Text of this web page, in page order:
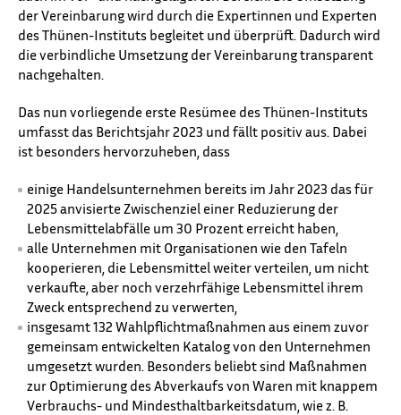
der Vereinbarung wird durch die Expertinnen und Experten
des Thünen-Instituts begleitet und überprüft. Dadurch wird
die verbindliche Umsetzung der Vereinbarung transparent
nachgehalten.
Das nun vorliegende erste Resümee des Thünen-Instituts
umfasst das Berichtsjahr 2023 und fällt positiv aus. Dabei
ist besonders hervorzuheben, dass
einige Handelsunternehmen bereits im Jahr 2023 das für
2025 anvisierte Zwischenziel einer Reduzierung der
Lebensmittelabfälle um 30 Prozent erreicht haben,
alle Unternehmen mit Organisationen wie den Tafeln
kooperieren, die Lebensmittel weiter verteilen, um nicht
verkaufte, aber noch verzehrfähige Lebensmittel ihrem
Zweck entsprechend zu verwerten,
insgesamt 132 Wahlpflichtmaßnahmen aus einem zuvor
gemeinsam entwickelten Katalog von den Unternehmen
umgesetzt wurden. Besonders beliebt sind Maßnahmen
zur Optimierung des Abverkaufs von Waren mit knappem
Verbrauchs- und Mindesthaltbarkeitsdatum, wie z. B.